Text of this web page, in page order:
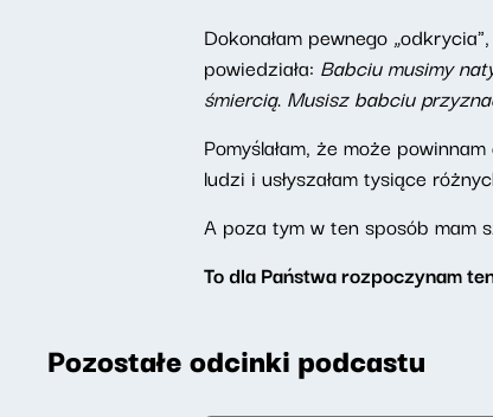
Dokonałam pewnego
powiedziała: Babciu musimy
śmiercią. Musisz babciu
Pomyślałam, że może
ludzi i usłyszałam tysiące
A poza tym w ten sposób mam
To dla Państwa rozpoczynam
Pozostałe odcinki podcastu